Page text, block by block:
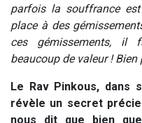
parfois la souffrance
place à des
ces gémissements, il
beaucoup de valeur ! Bien
Le Rav Pinkous, dans
révèle un secret
nous dit que bien